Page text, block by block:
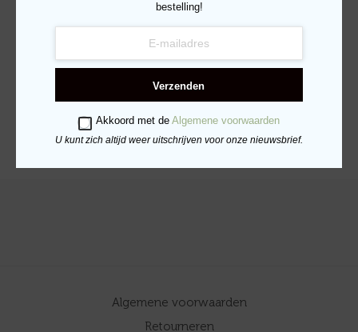
Verse Kip & Zeewier
Adult – 400gr
TOEVOEGEN AAN
WINKELWAGEN
Vers Eend & Poria Adult
– 400gr
€9.25
Algemene voorwaarden
Retourneren
bestelling!
Verzenden
Akkoord met deAlgemene voorwaarden
U kunt zich altijd weer uitschrijven voor onze nieuwsbrief.